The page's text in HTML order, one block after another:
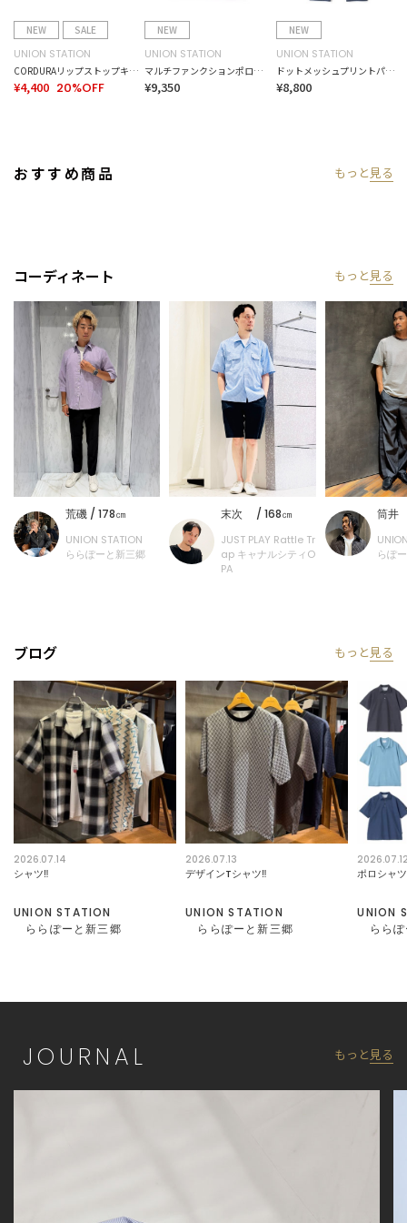
NEW SALE
UNION STATION
CORDURAリップストップキャップ
¥4,400 20%OFF
NEW
UNION STATION
マルチファンクションポロシャツ＜ストレッチ・速乾・イージーケア・ハンドウォッシャブル・UVカット・ 抗菌・防臭＞
¥9,350
NEW
UNION STATION
ドットメッシュプリントパンツ＜ストレッチ・軽量・ハンドウォッシャブル・通気性＞
¥8,800
おすすめ商品 もっと見る
コーディネート もっと見る
荒磯 / 178㎝
UNION STATION
ららぽーと新三郷
末次 / 168㎝
JUST PLAY Rattle Tr
ap キャナルシティO
PA
筒井
らぽ
ブログ もっと 見る
2026.07.14
シャツ‼︎
UNION STATION
ららぽーと新三郷
2026.07.13
デザインTシャツ‼︎
UNION STATION
ららぽーと新三郷
ポロシャ
UNION
ららぽ
JOURNAL もっと 見る